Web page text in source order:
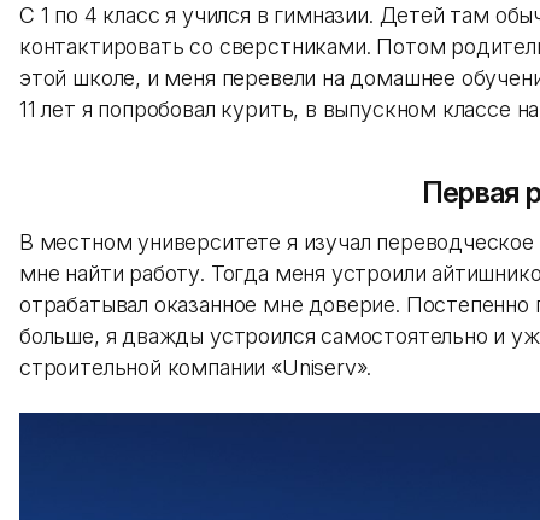
С 1 по 4 класс я учился в гимназии. Детей там
контактировать со сверстниками. Потом
этой школе, и меня перевели на домашнее
11 лет я попробовал курить, в выпускном классе
Первая
В местном университете я изучал
мне найти работу. Тогда меня устроили
отрабатывал оказанное мне доверие. Постепенно
больше, я дважды устроился самостоятельно и
строительной компании «Uniserv».